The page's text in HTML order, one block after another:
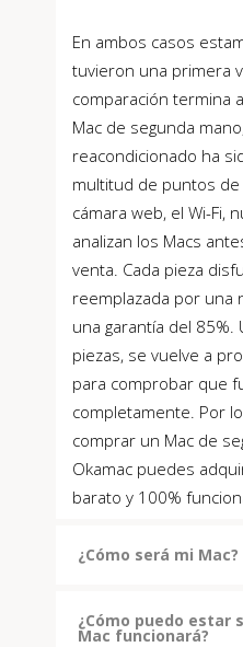
En ambos casos
tuvieron una primera
comparación termina
Mac de segunda
reacondicionado ha
multitud de puntos de
cámara web, el Wi-Fi,
analizan los Macs
venta. Cada pieza
reemplazada por una
una garantía del 85%.
piezas, se vuelve a
para comprobar que
completamente. Por
comprar un Mac de
Okamac puedes
barato y 100%
¿Cómo será mi Mac?
¿Cómo puedo estar
Mac funcionará?